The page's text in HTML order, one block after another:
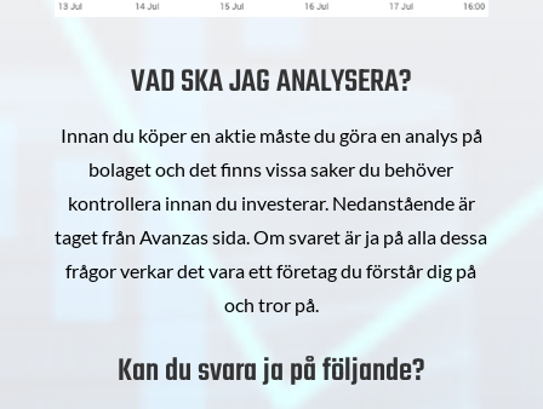
VAD SKA JAG ANALYSERA?
Innan du köper en aktie måste du göra en analys på
bolaget och det finns vissa saker du behöver
kontrollera innan du investerar. Nedanstående är
taget från Avanzas sida. Om svaret är ja på alla dessa
frågor verkar det vara ett företag du förstår dig på
och tror på.
Kan du svara ja på följande?